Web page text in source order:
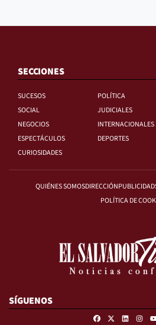
SECCIONES
SUCESOS
POLÍTICA
SOCIAL
JUDICIALES
NEGOCIOS
INTERNACIONALES
ESPECTÁCULOS
DEPORTES
CURIOSIDADES
QUIÉNES SOMOSDIRECCIÓNPUBLICIDAD
POLÍTICA DE
SÍGUENOS
FacebookLinkedin